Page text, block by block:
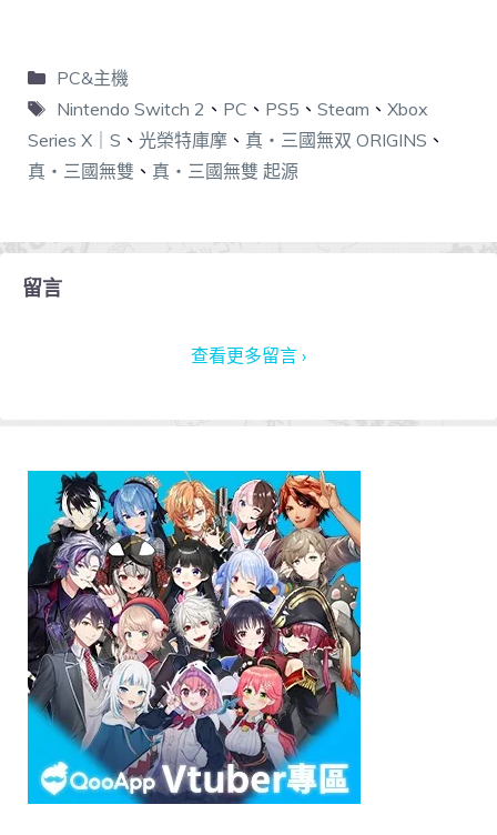
PC&主機
Nintendo Switch 2 、 PC 、 PS5 、 Steam 、 Xbox
Series X｜S 、 光榮特庫摩 、 真・三國無双 ORIGINS 、
真・三國無雙 、 真・三國無雙 起源
留言
查看更多留言 ›